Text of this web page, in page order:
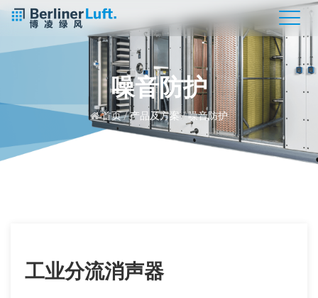
噪音防护
首页/产品及方案/噪音防护
工业分流消声器